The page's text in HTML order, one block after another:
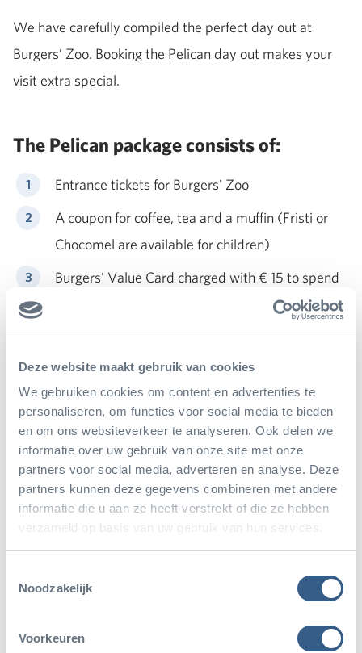
Deze website maakt gebruik van cookies
We gebruiken cookies om content en advertenties te
personaliseren, om functies voor social media te bieden
en om ons websiteverkeer te analyseren. Ook delen we
informatie over uw gebruik van onze site met onze
partners voor social media, adverteren en analyse. Deze
partners kunnen deze gegevens combineren met andere
informatie die u aan ze heeft verstrekt of die ze hebben
verzameld op basis van uw gebruik van hun services.
Noodzakelijk
Voorkeuren
We have carefully compiled the perfect day out at
Burgers’ Zoo. Booking the Pelican day out makes your
visit extra special.
The Pelican package consists of:
Entrance tickets for Burgers' Zoo
A coupon for coffee, tea and a muffin (Fristi or
Chocomel are available for children)
Burgers' Value Card charged with € 15 to spend
Rates
Over 10 € 45,75 p.p.
Children aged 4 to 9 € 43,25 p.p.
Children aged 0 to 3 € 23,25 p.p.
to one week in advance. If you have made separate
excluded from the package.